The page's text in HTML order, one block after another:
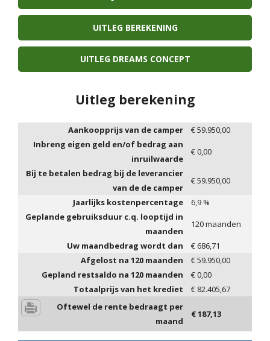
UITLEG BEREKENING
UITLEG DREAMS CONCEPT
Uitleg berekening
Aankoopprijs van de camper €59.950,00
Inbreng eigen geld en/of bedrag aan
inruilwaarde
€0,00
Bij te betalen bedrag bij de leverancier
van de de camper
€59.950,00
Jaarlijks kostenpercentage
6,9 %
Geplande gebruiksduur c.q. looptijd in
maanden
120maanden
Uw maandbedrag wordt dan
€ 686,71
Afgelost na 120 maanden €59.950,00
Gepland restsaldo na 120 maanden €0,00
Totaalprijs van het krediet
€ 82.405,67
Oftewel de rente bedraagt per
maand
€187,13